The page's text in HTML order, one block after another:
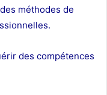
méthodes de
des compétences